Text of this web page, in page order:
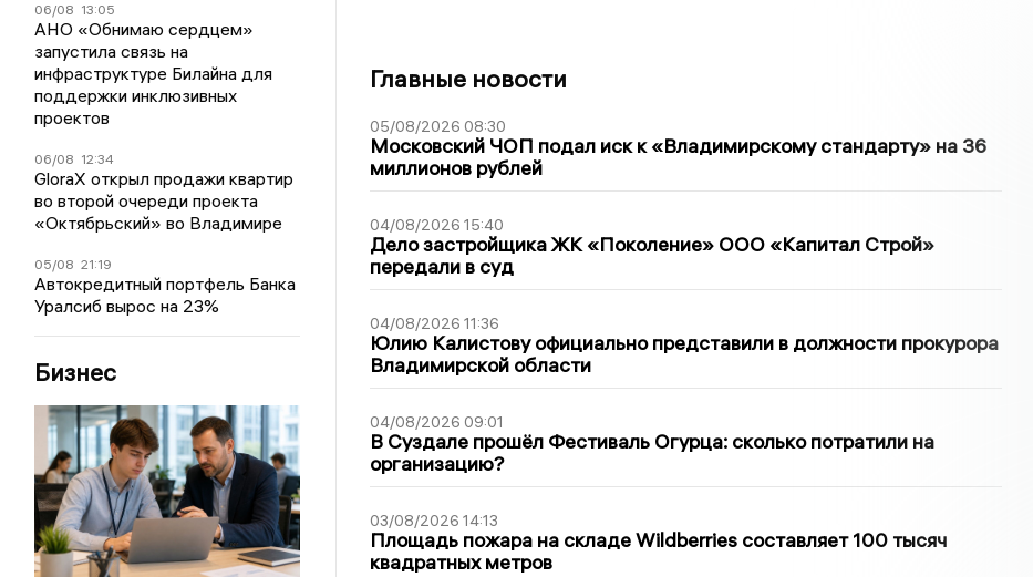
06/08 13:05
АНО «Обнимаю сердцем»
запустила связь на
инфраструктуре Билайна для
поддержки инклюзивных
проектов
06/08 12:34
GloraX открыл продажи квартир
во второй очереди проекта
«Октябрьский» во Владимире
05/08 21:19
Автокредитный портфель Банка
Уралсиб вырос на 23%
Бизнес
Главные новости
05/08/2026 08:30
Московский ЧОП подал иск к «Владимирскому стандарту» на 36
миллионов рублей
04/08/2026 15:40
Дело застройщика ЖК «Поколение» ООО «Капитал Строй»
передали в суд
04/08/2026 11:36
Юлию Калистову официально представили в должности прокурора
Владимирской области
04/08/2026 09:01
В Суздале прошёл Фестиваль Огурца: сколько потратили на
организацию?
03/08/2026 14:13
Площадь пожара на складе Wildberries составляет 100 тысяч
квадратных метров